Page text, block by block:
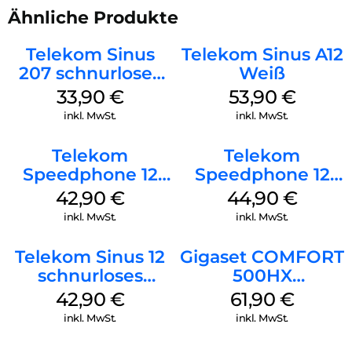
FRITZ!Fons C6 zur Verfügung und durch Updates kommen
auch neue hinzu.
Unbeschwert telefonieren:
Direkt ab Werk ist Ihr FRITZ!Fon C6 mit einer
Sprachverschlüsselung nach neuesten Standards geschützt.
Dafür ist keine zusätzliche Konfiguration Ihrerseits nötig –
Ähnliche Produkte
Telekom Sinus
207 schnurloses
analog Telefon
Schwarz
33,90 €
inkl. MwSt.
Telekom Sinus A12
Weiß
53,90 €
inkl. MwSt.
Telekom
Speedphone 12
Schwarz
42,90 €
inkl. MwSt.
Telekom
Speedphone 12
Petrol
44,90 €
inkl. MwSt.
Telekom Sinus 12
schnurloses
Analog Telefon
Schwarz
42,90 €
inkl. MwSt.
Gigaset COMFORT
500HX
Silber/Schwarz
61,90 €
inkl. MwSt.